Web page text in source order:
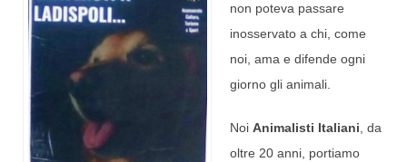
non poteva passare
inosservato a chi, come
noi, ama e difende ogni
giorno gli animali.
Noi Animalisti Italiani, da
oltre 20 anni, portiamo